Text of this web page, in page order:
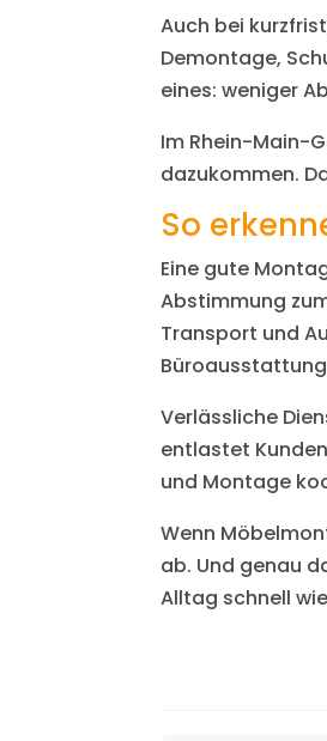
Auch bei
Demontage,
eines: weniger
Im Rhein-Main-
dazukommen.
So
Eine gute
Abstimmung
Transport und
Verlässliche
entlastet
und Montage
Wenn
ab. Und genau
Alltag schnell